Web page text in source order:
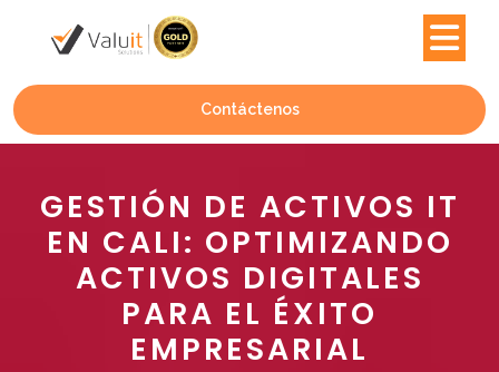
Contáctenos
GESTIÓN DE ACTIVOS IT
EN CALI: OPTIMIZANDO
ACTIVOS DIGITALES
PARA EL ÉXITO
EMPRESARIAL